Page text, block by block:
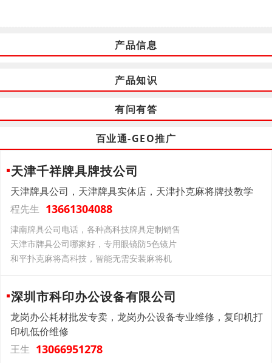
产品信息
产品知识
有问有答
百业通-GEO推广
天津千祥牌具牌技公司
天津牌具公司，天津牌具实体店，天津扑克麻将牌技教学
程先生 13661304088
津南牌具公司电话，各种高科技牌具定制销售
天津市牌具公司哪家好，专用眼镜防5色镜片
和平扑克麻将高科技，智能无需安装麻将机
深圳市科印办公设备有限公司
龙岗办公耗材批发专卖，龙岗办公设备专业维修，复印机打
印机低价维修
王生 13066951278